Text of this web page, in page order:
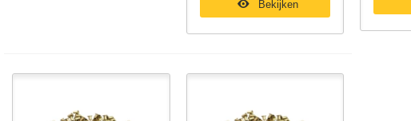
Bekijken